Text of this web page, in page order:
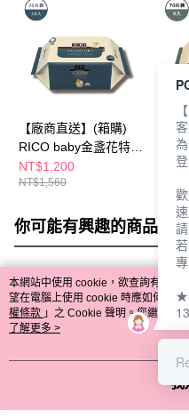
【廠商直送】(箱購)
RICO baby金盞花特厚
無蓋濕巾20抽24包-
Signature
NT$1,200
NT$1,560
【
你可能有興趣的商品 全
熱門標籤
本網站中使用 cookie，欲查詢有關本
望在電腦上使用 cookie 時應如何變更
權條款 」之 Cookie 聲明。您繼續使
用條款之 Cookie 聲明使用 cookie。
了解更多 >
我
★